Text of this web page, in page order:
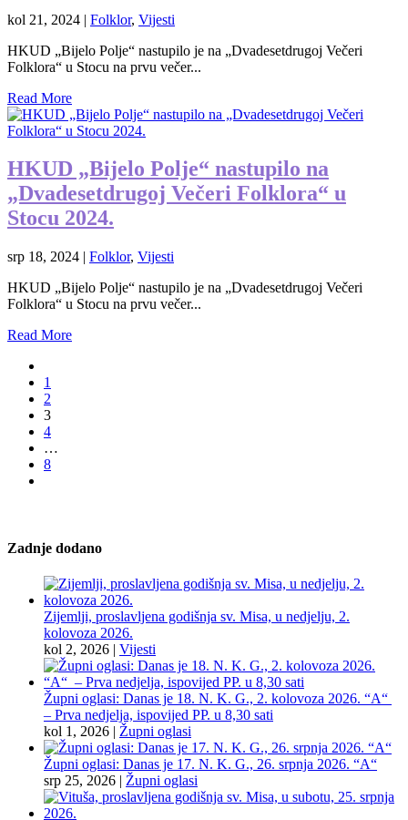
kol 21, 2024 | Folklor, Vijesti
HKUD „Bijelo Polje“ nastupilo je na „Dvadesetdrugoj Večeri
Folklora“ u Stocu na prvu večer...
Read More
HKUD „Bijelo Polje“ nastupilo na
„Dvadesetdrugoj Večeri Folklora“ u
Stocu 2024.
srp 18, 2024 | Folklor, Vijesti
HKUD „Bijelo Polje“ nastupilo je na „Dvadesetdrugoj Večeri
Folklora“ u Stocu na prvu večer...
Read More
1
2
3
4
…
8
Zadnje dodano
Zijemlji, proslavljena godišnja sv. Misa, u nedjelju, 2.
kolovoza 2026.
kol 2, 2026 | Vijesti
Župni oglasi: Danas je 18. N. K. G., 2. kolovoza 2026. “A“
– Prva nedjelja, ispovijed PP. u 8,30 sati
kol 1, 2026 | Župni oglasi
Župni oglasi: Danas je 17. N. K. G., 26. srpnja 2026. “A“
srp 25, 2026 | Župni oglasi